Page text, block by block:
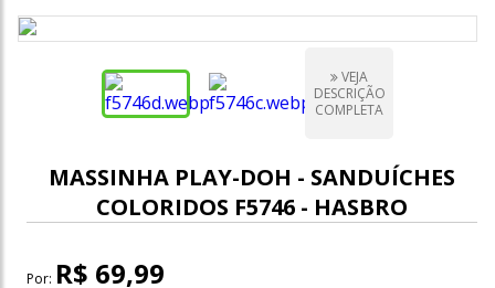
VEJA
DESCRIÇÃO
COMPLETA
MASSINHA PLAY-DOH - SANDUÍCHES
COLORIDOS F5746 - HASBRO
Por: R$ 69,99